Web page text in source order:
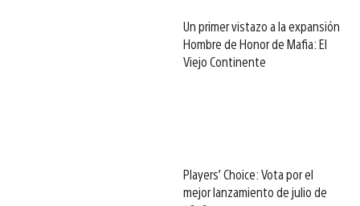
Un primer vistazo a la expansión
Hombre de Honor de Mafia: El
Viejo Continente
Players’ Choice: Vota por el
mejor lanzamiento de julio de